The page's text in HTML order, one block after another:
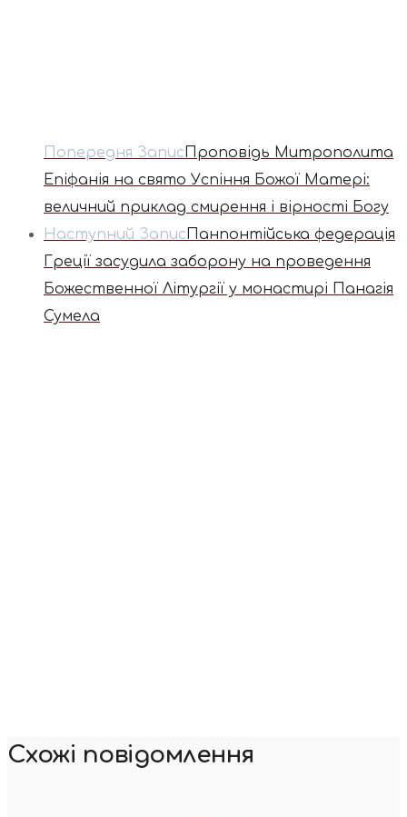
Попередня ЗаписПроповідь Митрополита
Епіфанія на свято Успіння Божої Матері:
величний приклад смирення і вірності Богу
Наступний ЗаписПанпонтійська федерація
Греції засудила заборону на проведення
Божественної Літургії у монастирі Панагія
Сумела
Схожі повідомлення